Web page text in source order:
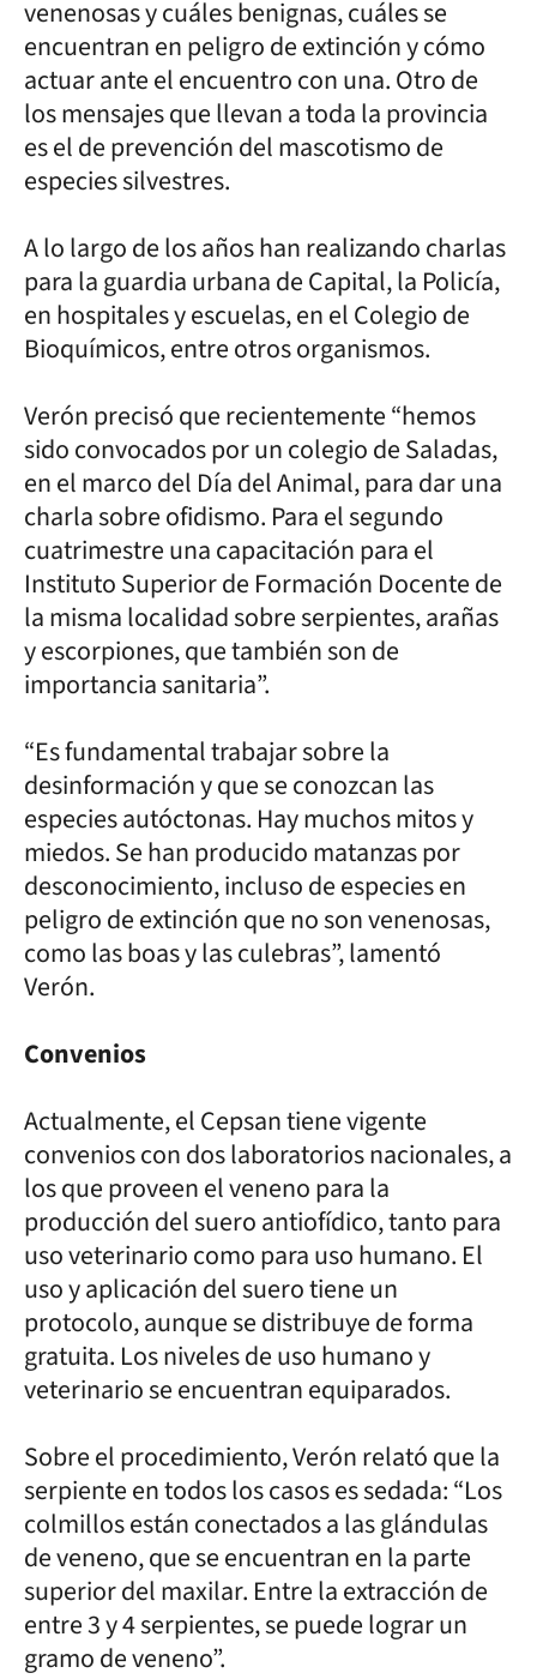
venenosas y cuáles benignas, cuáles se
encuentran en peligro de extinción y cómo
actuar ante el encuentro con una. Otro de
los mensajes que llevan a toda la provincia
es el de prevención del mascotismo de
especies silvestres.
A lo largo de los años han realizando charlas
para la guardia urbana de Capital, la Policía,
en hospitales y escuelas, en el Colegio de
Bioquímicos, entre otros organismos.
Verón precisó que recientemente “hemos
sido convocados por un colegio de Saladas,
en el marco del Día del Animal, para dar una
charla sobre ofidismo. Para el segundo
cuatrimestre una capacitación para el
Instituto Superior de Formación Docente de
la misma localidad sobre serpientes, arañas
y escorpiones, que también son de
importancia sanitaria”.
“Es fundamental trabajar sobre la
desinformación y que se conozcan las
especies autóctonas. Hay muchos mitos y
miedos. Se han producido matanzas por
desconocimiento, incluso de especies en
peligro de extinción que no son venenosas,
como las boas y las culebras”, lamentó
Verón.
Convenios
Actualmente, el Cepsan tiene vigente
convenios con dos laboratorios nacionales, a
los que proveen el veneno para la
producción del suero antiofídico, tanto para
uso veterinario como para uso humano. El
uso y aplicación del suero tiene un
protocolo, aunque se distribuye de forma
gratuita. Los niveles de uso humano y
veterinario se encuentran equiparados.
Sobre el procedimiento, Verón relató que la
serpiente en todos los casos es sedada: “Los
colmillos están conectados a las glándulas
de veneno, que se encuentran en la parte
superior del maxilar. Entre la extracción de
entre 3 y 4 serpientes, se puede lograr un
gramo de veneno”.